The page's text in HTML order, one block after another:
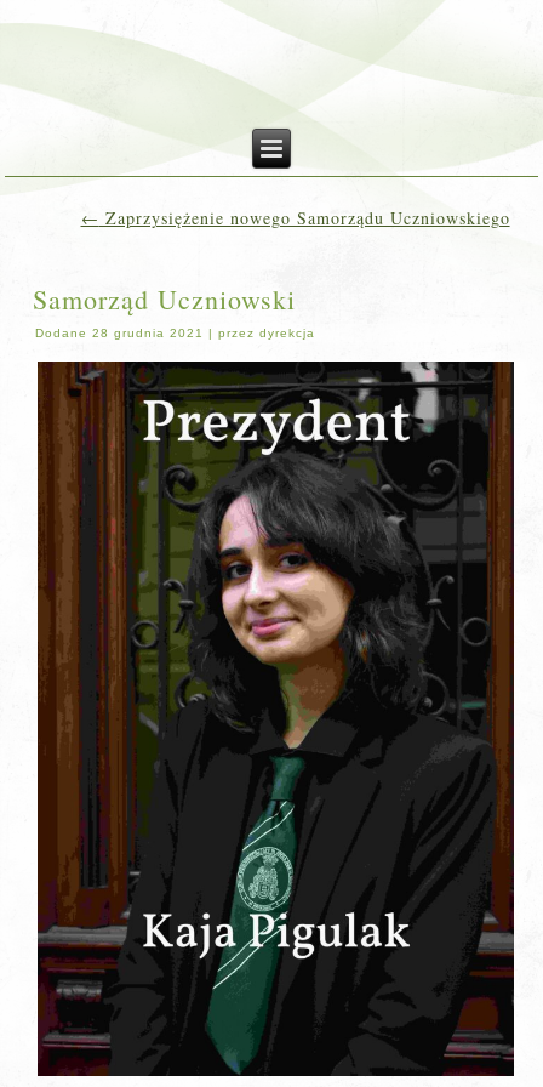
← Zaprzysiężenie nowego Samorządu Uczniowskiego
Samorząd Uczniowski
Dodane 28 grudnia 2021 |przez dyrekcja